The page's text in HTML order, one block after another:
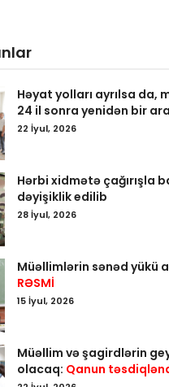
Həyat yolları ayrılsa da,
24 il sonra yenidən bir
22 İyul, 2026
Hərbi xidmətə çağırışla
dəyişiklik edilib
28 İyul, 2026
Müəllimlərin sənəd yükü
RƏSMİ
15 İyul, 2026
Müəllim və şagirdlərin
olacaq: Qanun